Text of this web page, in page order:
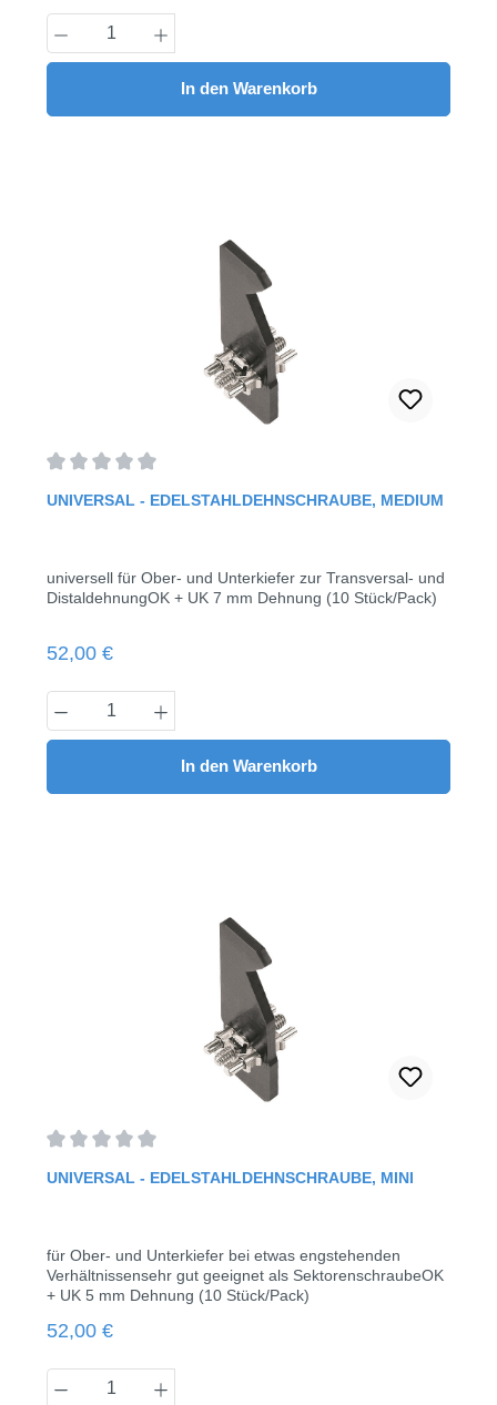
Produkt Anzahl: Gib den gewünschten
In den Warenkorb
UNIVERSAL - EDELSTAHLDEHNSCHRAUBE, MEDIUM
universell für Ober- und Unterkiefer zur Transversal- und
DistaldehnungOK + UK 7 mm Dehnung (10 Stück/Pack)
Regulärer Preis:
52,00 €
Produkt Anzahl: Gib den gewünschten
In den Warenkorb
UNIVERSAL - EDELSTAHLDEHNSCHRAUBE, MINI
für Ober- und Unterkiefer bei etwas engstehenden
Verhältnissensehr gut geeignet als SektorenschraubeOK
+ UK 5 mm Dehnung (10 Stück/Pack)
Regulärer Preis:
52,00 €
Produkt Anzahl: Gib den gewünschten